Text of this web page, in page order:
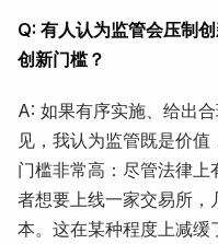
Q: 有人认为监管会压制
创新门槛？
A: 如果有序实施、给出
见，我认为监管既是价
门槛非常高：尽管法律上
者想要上线一家交易所
本。这在某种程度上减缓